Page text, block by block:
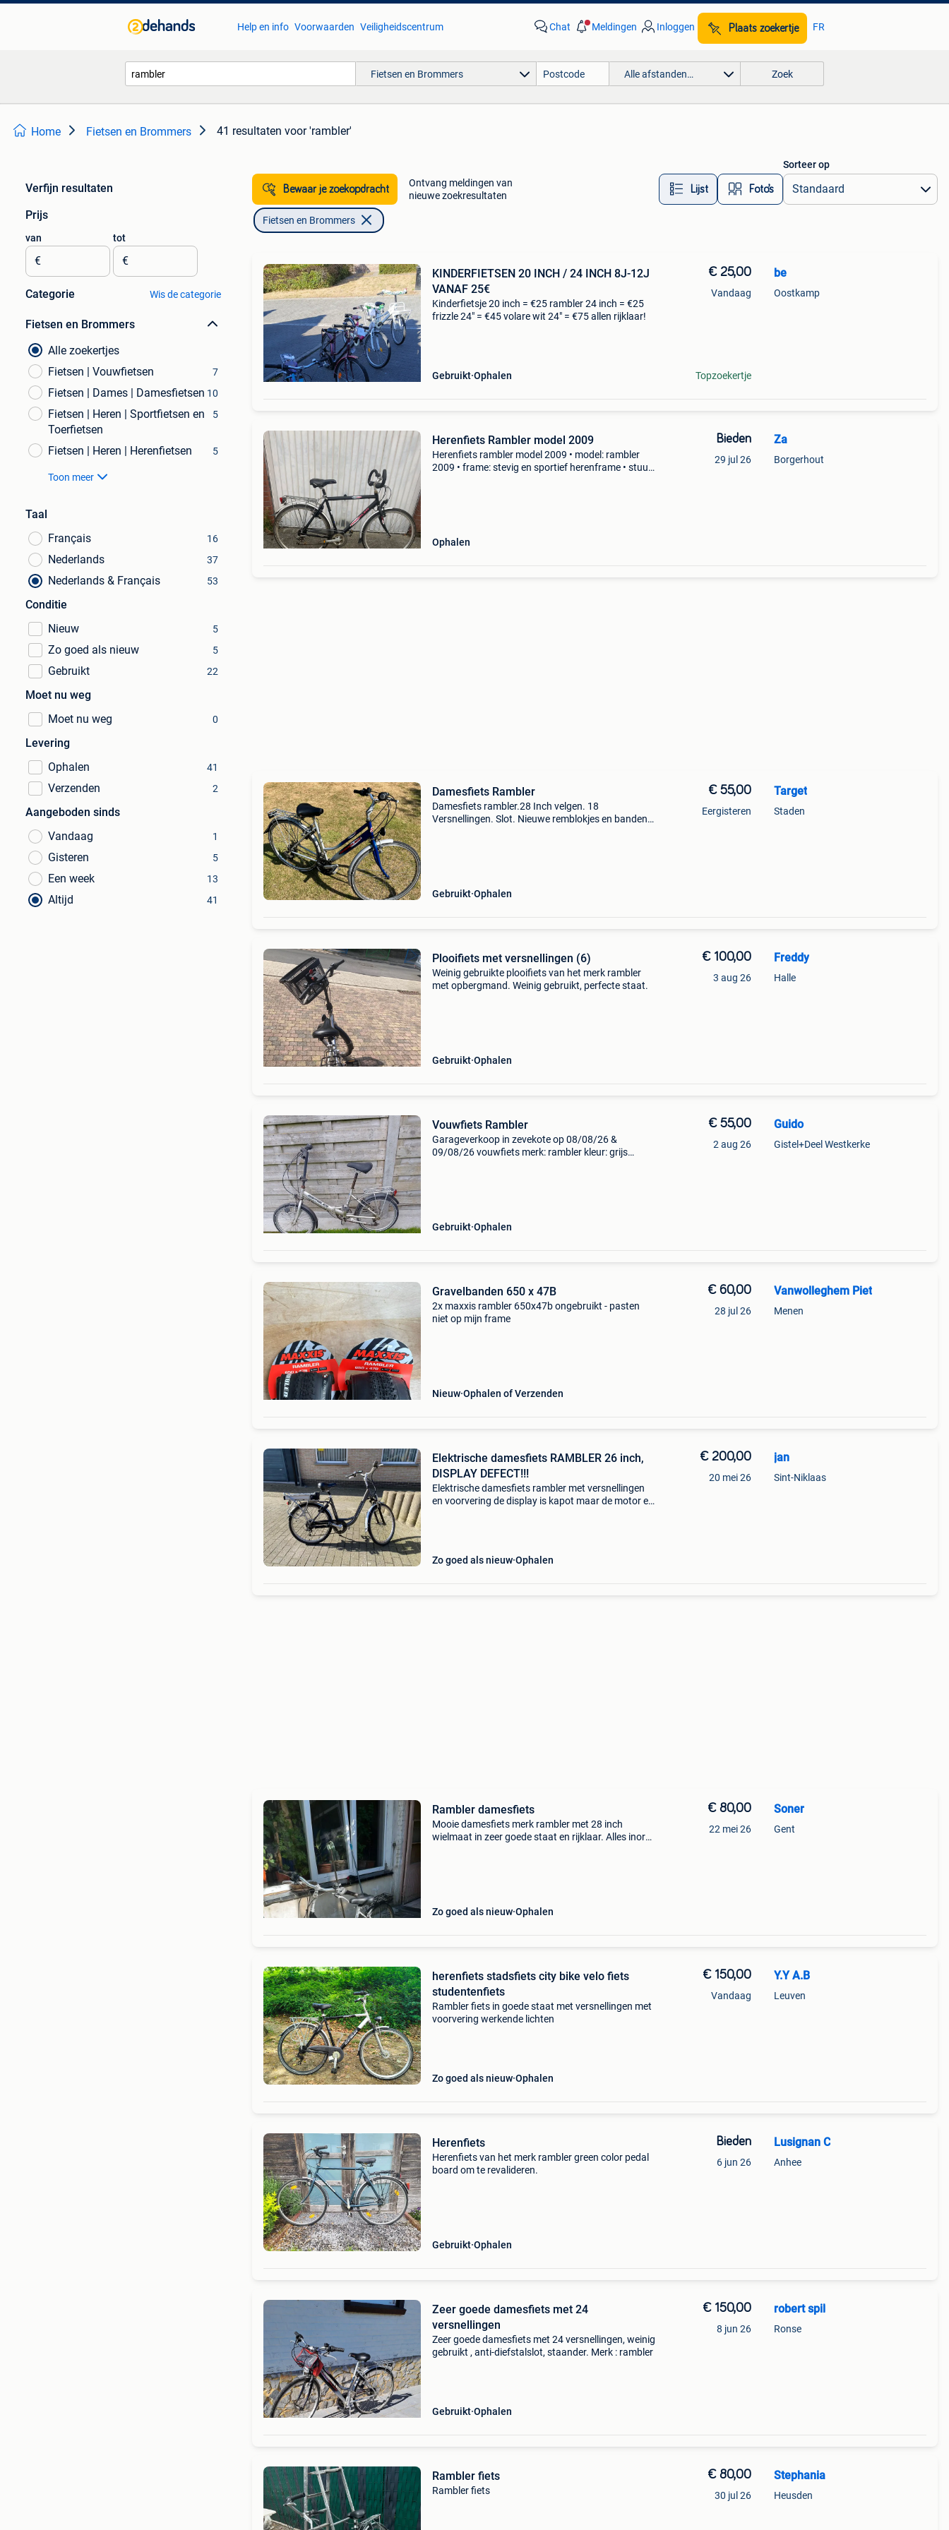
Help en info Voorwaarden Veiligheidscentrum Chat Meldingen Inloggen Plaats zoekertje FR
Fietsen en Brommers Alle afstanden… Zoek
Home Fietsen en Brommers 41 resultaten voor 'rambler'
Verfijn resultaten
Prijs
van
€
tot
€
Categorie Wis de categorie
Fietsen en Brommers
Alle zoekertjes
Fietsen | Vouwfietsen
7
Fietsen | Dames | Damesfietsen 10
Fietsen | Heren | Sportfietsen en
Toerfietsen
5
Fietsen | Heren | Herenfietsen 5
Toon meer
Taal
Français
16
Nederlands 37
Nederlands & Français 53
Conditie
Nieuw
5
Zo goed als nieuw 5
Gebruikt 22
Moet nu weg
Moet nu weg
0
Levering
Ophalen
41
Verzenden 2
Aangeboden sinds
Vandaag
1
Gisteren 5
Een week 13
Altijd 41
Bewaar je zoekopdracht
Ontvang meldingen van
nieuwe zoekresultaten
Lijst Foto’s
Sorteer op
Fietsen en Brommers
KINDERFIETSEN 20 INCH / 24 INCH 8J-12J
VANAF 25€
Kinderfietsje 20 inch = €25 rambler 24 inch = €25
frizzle 24" = €45 volare wit 24" = €75 allen rijklaar!
Gebruikt Ophalen
€ 25,00
Vandaag
Topzoekertje
be
Oostkamp
Herenfiets Rambler model 2009
Herenfiets rambler model 2009 • model: rambler
2009 • frame: stevig en sportief herenframe • stuur:
Ophalen
Bieden
29 jul 26
Za
Borgerhout
Damesfiets Rambler
Damesfiets rambler.28 Inch velgen. 18
Versnellingen. Slot. Nieuwe remblokjes en banden.
Gebruikt Ophalen
€ 55,00
Eergisteren
Target
Staden
Plooifiets met versnellingen (6)
Weinig gebruikte plooifiets van het merk rambler
met opbergmand. Weinig gebruikt, perfecte staat.
Gebruikt Ophalen
€ 100,00
3 aug 26
Freddy
Halle
Vouwfiets Rambler
Garageverkoop in zevekote op 08/08/26 &
09/08/26 vouwfiets merk: rambler kleur: grijs
Gebruikt Ophalen
€ 55,00
2 aug 26
Guido
Gistel+Deel Westkerke
Gravelbanden 650 x 47B
2x maxxis rambler 650x47b ongebruikt - pasten
niet op mijn frame
Nieuw Ophalen of Verzenden
€ 60,00
28 jul 26
Vanwolleghem Piet
Menen
Elektrische damesfiets RAMBLER 26 inch,
DISPLAY DEFECT!!!
Elektrische damesfiets rambler met versnellingen
en voorvering de display is kapot maar de motor en
Zo goed als nieuw Ophalen
€ 200,00
20 mei 26
jan
Sint-Niklaas
Rambler damesfiets
Mooie damesfiets merk rambler met 28 inch
wielmaat in zeer goede staat en rijklaar. Alles inorde
Zo goed als nieuw Ophalen
€ 80,00
22 mei 26
Soner
Gent
herenfiets stadsfiets city bike velo fiets
studentenfiets
Rambler fiets in goede staat met versnellingen met
voorvering werkende lichten
Zo goed als nieuw Ophalen
€ 150,00
Vandaag
Y.Y A.B
Leuven
Herenfiets
Herenfiets van het merk rambler green color pedal
board om te revalideren.
Gebruikt Ophalen
Bieden
6 jun 26
Lusignan C
Anhee
Zeer goede damesfiets met 24
versnellingen
Zeer goede damesfiets met 24 versnellingen, weinig
gebruikt , anti-diefstalslot, staander. Merk : rambler
Gebruikt Ophalen
€ 150,00
8 jun 26
robert spil
Ronse
Rambler fiets
Rambler fiets
€ 80,00
30 jul 26
Stephania
Heusden